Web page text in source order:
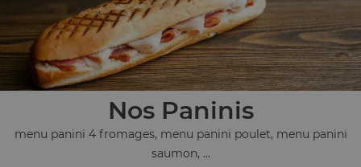
Nos Paninis
menu panini 4 fromages, menu panini poulet, menu panini
saumon, ...